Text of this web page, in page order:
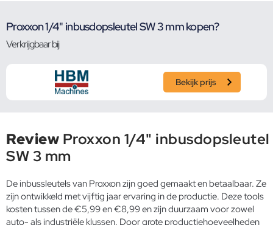
Proxxon 1/4" inbusdopsleutel SW 3 mm kopen?
Verkrijgbaar bij
Bekijk prijs
Review Proxxon 1/4" inbusdopsleutel
SW 3 mm
De inbussleutels van Proxxon zijn goed gemaakt en betaalbaar. Ze
zijn ontwikkeld met vijftig jaar ervaring in de productie. Deze tools
kosten tussen de €5,99 en €8,99 en zijn duurzaam voor zowel
auto- als industriële klussen. Door grote productiehoeveelheden